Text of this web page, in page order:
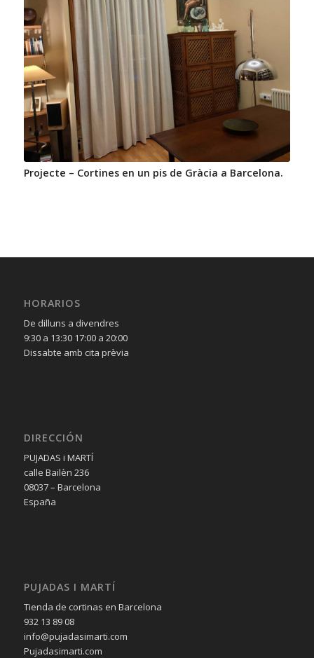
Projecte – Cortines en un pis de Gràcia a Barcelona.
HORARIOS
De dilluns a divendres
9:30 a 13:30 17:00 a 20:00
Dissabte amb cita prèvia
DIRECCIÓN
PUJADAS i MARTÍ
calle Bailèn 236
08037 – Barcelona
España
PUJADAS I MARTÍ
Tienda de cortinas en Barcelona
932 13 89 08
info@pujadasimarti.com
Pujadasimarti.com